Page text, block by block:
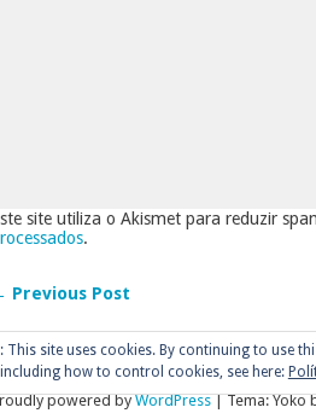
site utiliza o Akismet para reduzir
.
Previous Post
powered byWordPress|Tema: Yoko
This site uses cookies. By continuing to use
how to control cookies, see here: